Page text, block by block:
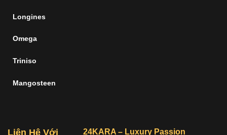
Longines
Omega
Triniso
Mangosteen
Liên Hệ Với 24KARA – Luxury Passion